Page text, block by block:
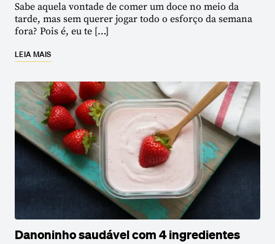
Sabe aquela vontade de comer um doce no meio da
tarde, mas sem querer jogar todo o esforço da semana
fora? Pois é, eu te […]
LEIA MAIS
Danoninho saudável com 4 ingredientes